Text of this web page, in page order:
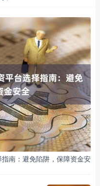
南：避免陷阱，保障资金安